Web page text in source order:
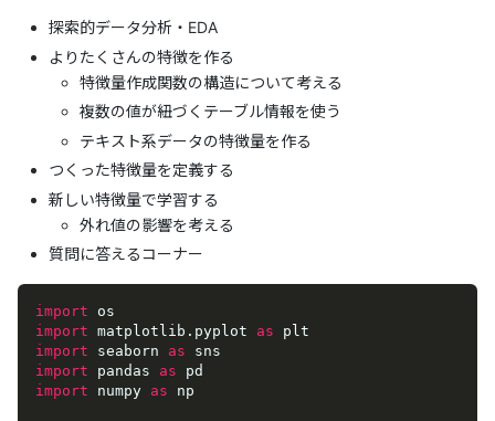
探索的データ分析・EDA
よりたくさんの特徴を作る
特徴量作成関数の構造について考える
複数の値が紐づくテーブル情報を使う
テキスト系データの特徴量を作る
つくった特徴量を定義する
新しい特徴量で学習する
外れ値の影響を考える
質問に答えるコーナー
import
import matplotlib.pyplot as
import seaborn as
import pandas as
import numpy as np